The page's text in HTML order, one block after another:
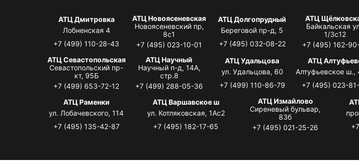
АТЦ Дмитровка
Лобненская 4
+7 (499) 110-28-43
АТЦ Новоясеневская
Новоясеневский пр,
8с1
+7 (495) 023-10-01
АТЦ Долгопрудный
Береговой пр-д, 5
+7 (495) 032-08-22
АТЦ
Байкальская
1/3с12
+7 (495) 162-
АТЦ Севастопольская
Севастопольский пр-
кт, 95Б
+7 (499) 653-72-12
АТЦ Научный
Научный п-д, 14А,
стр.8
+7 (499) 288-05-36
АТЦ Удальцова
ул. Удальцова, 60
+7 (499) 110-86-79
АТЦ
Алтуфьевское ш.,
+7 (495) 023-
АТЦ Раменки
ул. Лобачевского, 114
+7 (495) 135-42-87
АТЦ Варшавское ш
ул. Котляковская, 1Ас2
+7 (495) 182-17-65
АТЦ Измайлово
Сиреневый бульвар,
83б
+7 (495) 021-25-26